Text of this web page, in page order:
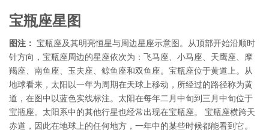
宝瓶座星图
图注： 宝瓶座及其明亮恒星与周边星座示意图。从顶部开始沿顺时
针方向，宝瓶座周边的星座依次为：飞马座、小马座、天鹰座、摩
羯座、南鱼座、玉夫座、鲸鱼座和双鱼座。宝瓶座位于黄道上。从
地球看来，太阳以一年为周期在天球上移动，所经过的路径称为黄
道，在图中以蓝色实线标注。太阳在每年二月中旬到三月中旬位于
宝瓶座。太阳系中的其他行星也经常出现在宝瓶座。 宝瓶座横跨天
赤道，因此在地球上的任何地方，一年中的某些时候都能看到它。